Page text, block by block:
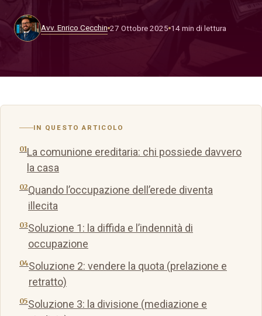
Avv. Enrico Cecchin 27 Ottobre 2025 14 min di lettura
IN QUESTO ARTICOLO
La comunione ereditaria: chi possiede davvero
la casa
Quando l’occupazione dell’erede diventa
illecita
Soluzione 1: la diffida e l’indennità di
occupazione
Soluzione 2: vendere la quota (prelazione e
retratto)
Soluzione 3: la divisione (mediazione e